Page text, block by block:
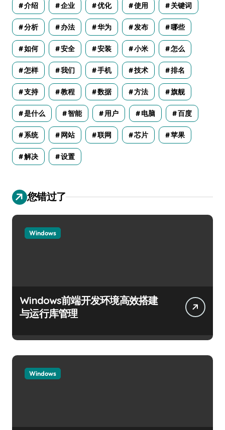
介绍 企业 优化 使用 关键词
分析 办法 华为 发布 哪些
如何 安全 安装 小米 怎么
怎样 我们 手机 技术 排名
支持 教程 数据 方法 旗舰
是什么 智能 用户 电脑 百度
系统 网站 联网 芯片 苹果
解决 设置
您错过了
Windows
Windows前端开发环境高效搭建
与运行库管理
Windows